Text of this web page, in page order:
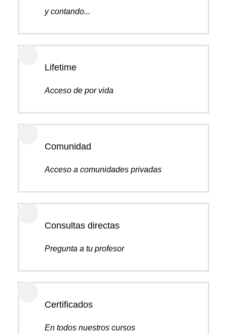
y contando...
Lifetime
Acceso de por vida
Comunidad
Acceso a comunidades privadas
Consultas directas
Pregunta a tu profesor
Certificados
En todos nuestros cursos